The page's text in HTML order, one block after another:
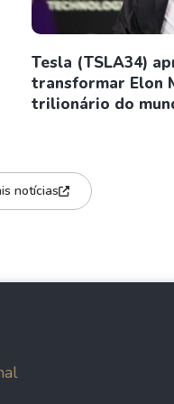
Tesla (TSLA34)
transformar Elon
trilionário do
notícias